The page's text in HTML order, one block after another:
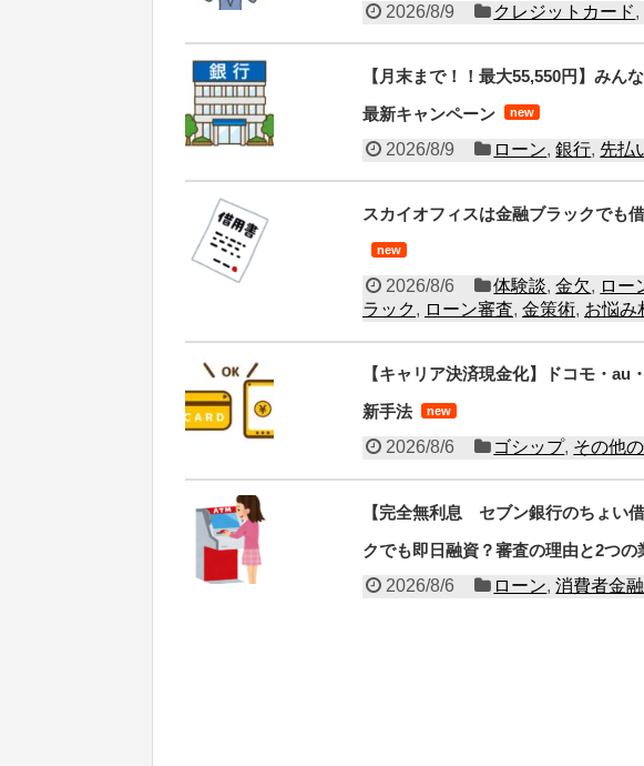
2026/8/9 クレジットカード,
【月末まで！！最大55,550円】みん
最新キャンペーン
new
2026/8/9 ローン,銀行, 先払
スカイオフィスは金融ブラックでも
new
2026/8/6 体験談,金欠, ロー
ラック, ローン審査, 金策術, お悩み
【キャリア決済現金化】ドコモ・
新手法
new
2026/8/6 ゴシップ, その他
【完全無利息 セブン銀行のちょい
クでも即日融資？審査の理由と2つの
2026/8/6 ローン,消費者金融